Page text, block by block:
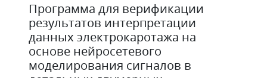
Программа для верификации
результатов интерпретации
данных электрокаротажа на
основе нейросетевого
моделирования сигналов в